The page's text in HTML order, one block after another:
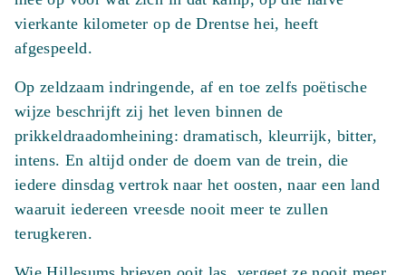
vierkante kilometer op de Drentse hei, heeft
afgespeeld.
Op zeldzaam indringende, af en toe zelfs poëtische
wijze beschrijft zij het leven binnen de
prikkeldraadomheining: dramatisch, kleurrijk, bitter,
intens. En altijd onder de doem van de trein, die
iedere dinsdag vertrok naar het oosten, naar een land
waaruit iedereen vreesde nooit meer te zullen
terugkeren.